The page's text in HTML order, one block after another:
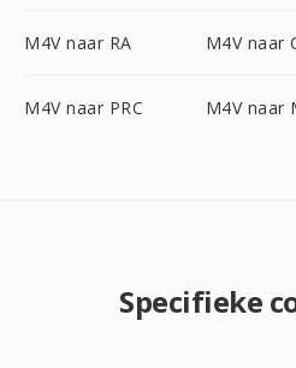
M4V naar RA M4V naar
M4V naar PRC M4V naar
Specifieke